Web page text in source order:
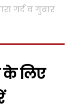
गर्द व गुबार
के लिए